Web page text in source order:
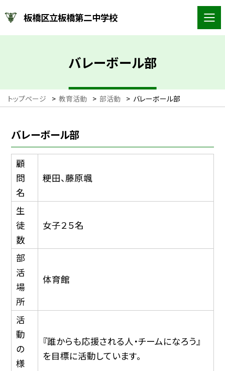
板橋区立板橋第二中学校
バレーボール部
トップページ > 教育活動 > 部活動 > バレーボール部
バレーボール部
顧
問
名
粳田、藤原颯
生
徒
数
女子２５名
部
活
場
所
体育館
活
動
の
様
『誰からも応援される人・チームになろう』
を目標に活動しています。